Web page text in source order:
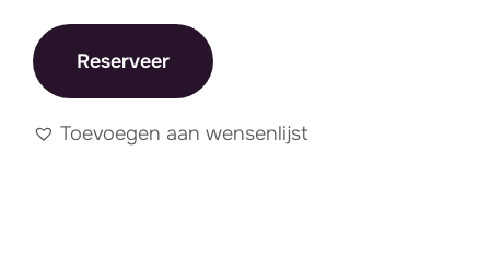
Reserveer
Toevoegen aan wensenlijst